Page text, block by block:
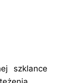
szklance